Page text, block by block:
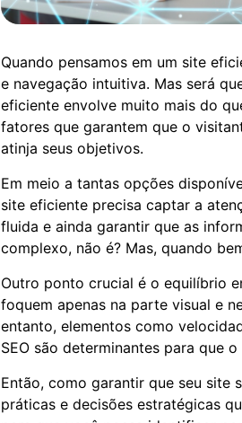
Quando pensamos em um site
e navegação intuitiva. Mas será
eficiente envolve muito mais do
fatores que garantem que o
atinja seus objetivos.
Em meio a tantas opções
site eficiente precisa captar a
fluida e ainda garantir que as
complexo, não é? Mas, quando
Outro ponto crucial é o equilíbrio
foquem apenas na parte visual e
entanto, elementos como
SEO são determinantes para que
Então, como garantir que seu site
práticas e decisões estratégicas